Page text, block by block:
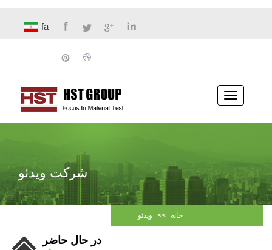
fa
پیمایش
ناوبری
شرکت ویدئو
خانه >> ویدئو
در حال حاضر